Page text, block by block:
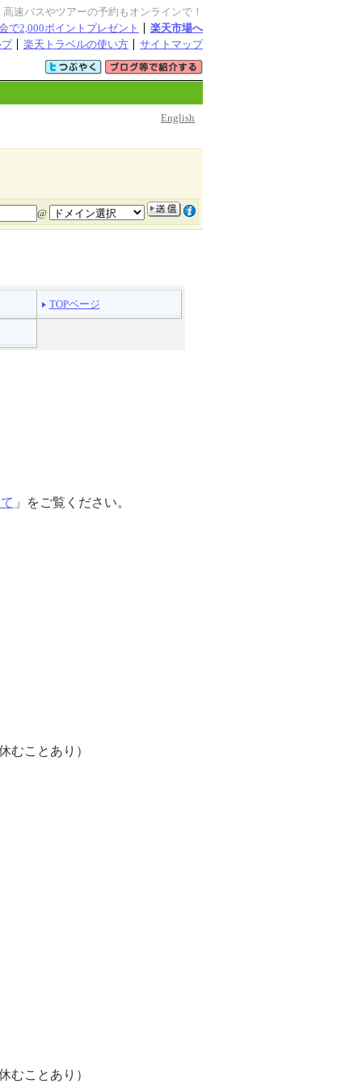
速バスやツアーの予約もオンラインで！
で2,000ポイントプレゼント
楽天市場へ
楽天トラベルの使い方 サイトマップ
English
@
TOPページ
」をご覧ください。
むことあり）
むことあり）